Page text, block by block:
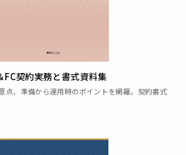
FC契約実務と書式資料集
点、準備から運用時のポイントを網羅。契約書式